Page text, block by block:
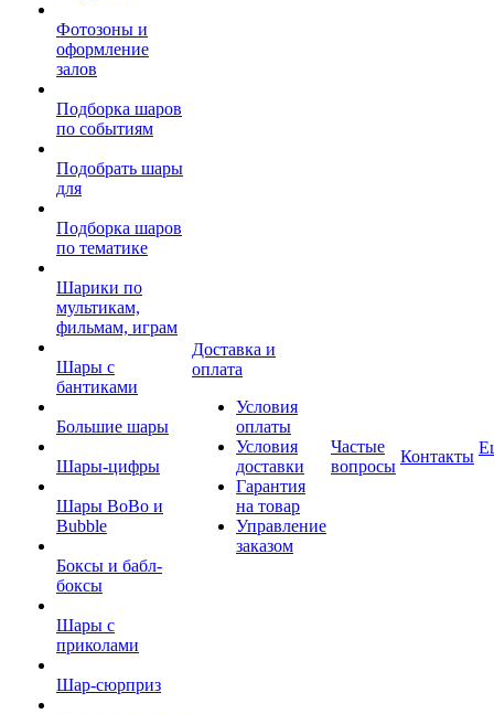
Фотозоны и
оформление
залов
Подборка шаров
по событиям
Подобрать шары
для
Подборка шаров
по тематике
Шарики по
мультикам,
фильмам, играм
Шары с
бантиками
Большие шары
Шары-цифры
Шары BoBo и
Bubble
Боксы и бабл-
боксы
Шары с
приколами
Шар-сюрприз
Доставка и
оплата
Условия
оплаты
Условия
доставки
Гарантия
на товар
Управление
заказом
Частые
вопросы
Контакты